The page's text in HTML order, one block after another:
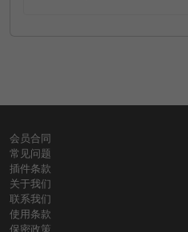
会员合同
常见问题
插件条款
关于我们
联系我们
使用条款
保密政策